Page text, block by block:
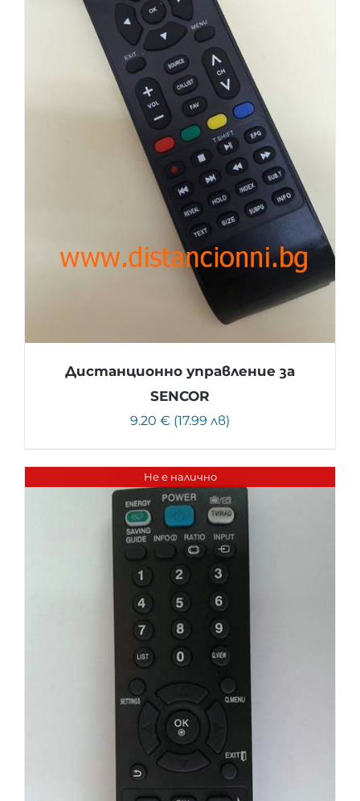
Дистанционно управление за
SENCOR
9.20 € (17.99 лв)
Не е налично